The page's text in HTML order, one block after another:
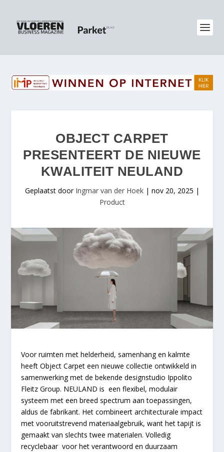
OBJECT CARPET
PRESENTEERT DE NIEUWE
KWALITEIT NEULAND
Geplaatst door Ingmar van der Hoek| nov 20, 2025 |
Product
Voor ruimten met helderheid, samenhang en kalmte
heeft Object Carpet een nieuwe collectie ontwikkeld in
samenwerking met de bekende designstudio Ippolito
Fleitz Group. NEULAND is een flexibel, modulair
systeem met een breed spectrum aan toepassingen,
aldus de fabrikant. Het combineert architecturale impact
met vooruitstrevend materiaalgebruik, want het tapijt is
gemaakt van slechts twee materialen. Volledig
recyclebaar voor het verantwoord en duurzaam